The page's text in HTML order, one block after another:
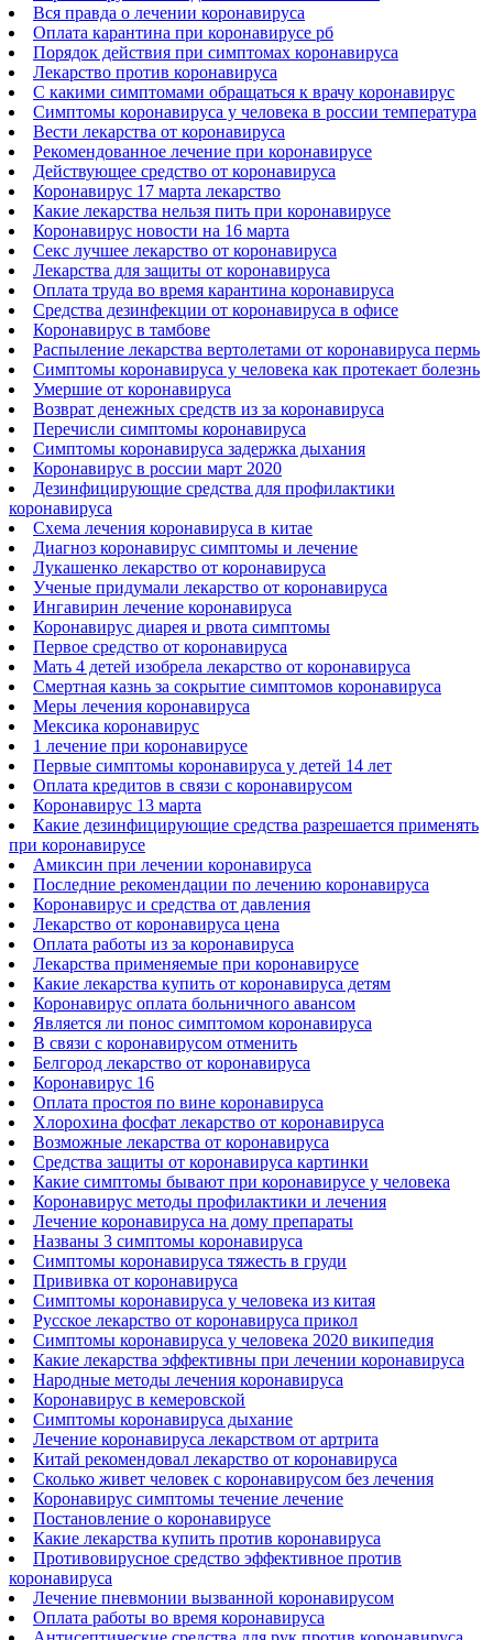
Вся правда о лечении коронавируса
Оплата карантина при коронавирусе рб
Порядок действия при симптомах коронавируса
Лекарство против коронавируса
С какими симптомами обращаться к врачу коронавирус
Симптомы коронавируса у человека в россии температура
Вести лекарства от коронавируса
Рекомендованное лечение при коронавирусе
Действующее средство от коронавируса
Коронавирус 17 марта лекарство
Какие лекарства нельзя пить при коронавирусе
Коронавирус новости на 16 марта
Секс лучшее лекарство от коронавируса
Лекарства для защиты от коронавируса
Оплата труда во время карантина коронавируса
Средства дезинфекции от коронавируса в офисе
Коронавирус в тамбове
Распыление лекарства вертолетами от коронавируса пермь
Симптомы коронавируса у человека как протекает болезнь
Умершие от коронавируса
Возврат денежных средств из за коронавируса
Перечисли симптомы коронавируса
Симптомы коронавируса задержка дыхания
Коронавирус в россии март 2020
Дезинфицирующие средства для профилактики
коронавируса
Схема лечения коронавируса в китае
Диагноз коронавирус симптомы и лечение
Лукашенко лекарство от коронавируса
Ученые придумали лекарство от коронавируса
Ингавирин лечение коронавируса
Коронавирус диарея и рвота симптомы
Первое средство от коронавируса
Мать 4 детей изобрела лекарство от коронавируса
Смертная казнь за сокрытие симптомов коронавируса
Меры лечения коронавируса
Мексика коронавирус
1 лечение при коронавирусе
Первые симптомы коронавируса у детей 14 лет
Оплата кредитов в связи с коронавирусом
Коронавирус 13 марта
Какие дезинфицирующие средства разрешается применять
при коронавирусе
Амиксин при лечении коронавируса
Последние рекомендации по лечению коронавируса
Коронавирус и средства от давления
Лекарство от коронавируса цена
Оплата работы из за коронавируса
Лекарства применяемые при коронавирусе
Какие лекарства купить от коронавируса детям
Коронавирус оплата больничного авансом
Является ли понос симптомом коронавируса
В связи с коронавирусом отменить
Белгород лекарство от коронавируса
Коронавирус 16
Оплата простоя по вине коронавируса
Хлорохина фосфат лекарство от коронавируса
Возможные лекарства от коронавируса
Средства защиты от коронавируса картинки
Какие симптомы бывают при коронавирусе у человека
Коронавирус методы профилактики и лечения
Лечение коронавируса на дому препараты
Названы 3 симптомы коронавируса
Симптомы коронавируса тяжесть в груди
Прививка от коронавируса
Симптомы коронавируса у человека из китая
Русское лекарство от коронавируса прикол
Симптомы коронавируса у человека 2020 википедия
Какие лекарства эффективны при лечении коронавируса
Народные методы лечения коронавируса
Коронавирус в кемеровской
Симптомы коронавируса дыхание
Лечение коронавируса лекарством от артрита
Китай рекомендовал лекарство от коронавируса
Сколько живет человек с коронавирусом без лечения
Коронавирус симптомы течение лечение
Постановление о коронавирусе
Какие лекарства купить против коронавируса
Противовирусное средство эффективное против
коронавируса
Лечение пневмонии вызванной коронавирусом
Оплата работы во время коронавируса